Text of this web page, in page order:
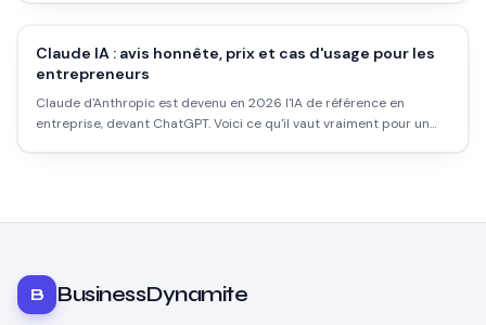
Claude IA : avis honnête, prix et cas d'usage pour les
entrepreneurs
Claude d'Anthropic est devenu en 2026 l'IA de référence en
entreprise, devant ChatGPT. Voici ce qu'il vaut vraiment pour un
B BusinessDynamite